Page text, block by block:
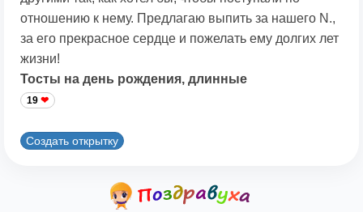
отношению к нему. Предлагаю выпить за нашего N.,
за его прекрасное сердце и пожелать ему долгих лет
жизни!
Тосты на день рождения, длинные
19
Создать открытку